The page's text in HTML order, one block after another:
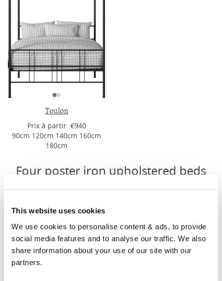
This website uses cookies
We use cookies to personalise content & ads, to provide
social media features and to analyse our traffic. We also
share information about your use of our site with our
partners.
Toulon
Prix ​​à partir €940
90cm 120cm 140cm 160cm
180cm
Four poster iron upholstered beds